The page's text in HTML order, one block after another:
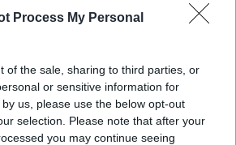
Process My Personal
of the sale, sharing to third parties, or
or sensitive information for
us, please use the below opt-out
selection. Please note that after your
you may continue seeing
Δευτέρα 21 Απριλίου
Πέμπτη 1 Μαΐου